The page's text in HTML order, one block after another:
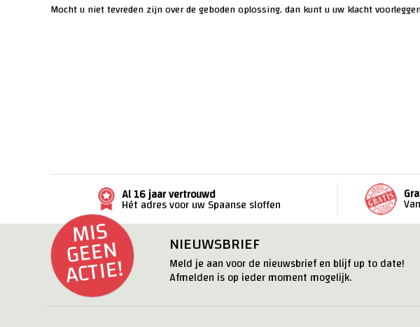
Mocht u niet tevreden zijn over de geboden oplossing, dan kunt u uw klacht
Al 16 jaar vertrouwd
Hét adres voor uw Spaanse sloffen
MI
S
G
E
E
N
ACTI
E!
NIEUWSBRIEF
Meld je aan voor de nieuwsbrief en blijf up to date!
Afmelden is op ieder moment mogelijk.